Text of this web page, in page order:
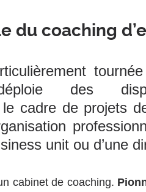
du coaching
des
le cadre de projets
unit ou d’une
cabinet de coaching.